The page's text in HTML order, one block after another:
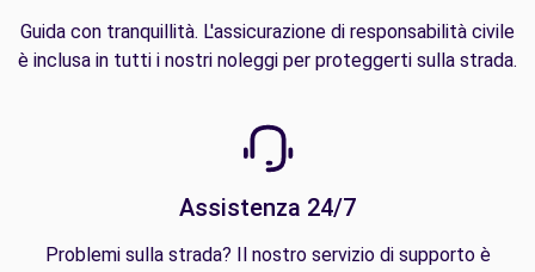
Guida con tranquillità. L'assicurazione di responsabilità civile
è inclusa in tutti i nostri noleggi per proteggerti sulla strada.
Assistenza 24/7
Problemi sulla strada? Il nostro servizio di supporto è